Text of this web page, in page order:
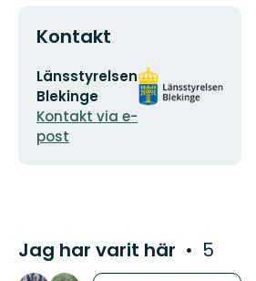
Kontakt
E-
postadress
Länsstyrelsen
Blekinge
Kontakt via e-
post
Organisationens
logotyp
Jag har varit här 5